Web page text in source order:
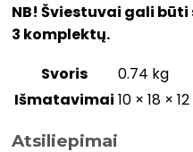
NB! Šviestuvai gali
3 komplektų.
Svoris
0.74 kg
Išmatavimai 10 × 18 ×
Atsiliepimai